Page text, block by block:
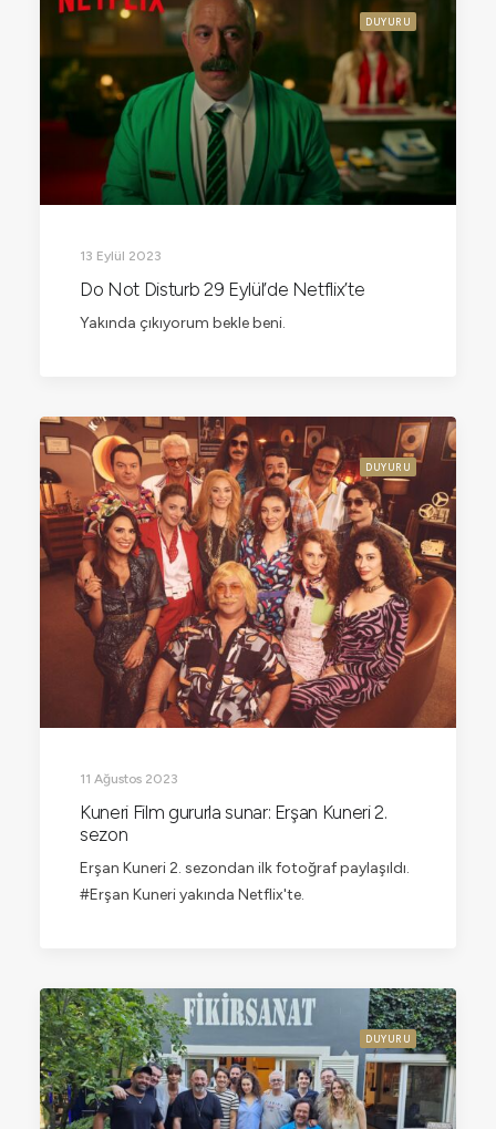
DUYURU
13 Eylül 2023
Do Not Disturb 29 Eylül’de Netflix’te
Yakında çıkıyorum bekle beni.
DUYURU
11 Ağustos 2023
Kuneri Film gururla sunar: Erşan Kuneri 2.
sezon
Erşan Kuneri 2. sezondan ilk fotoğraf paylaşıldı.
#Erşan Kuneri yakında Netflix'te.
DUYURU